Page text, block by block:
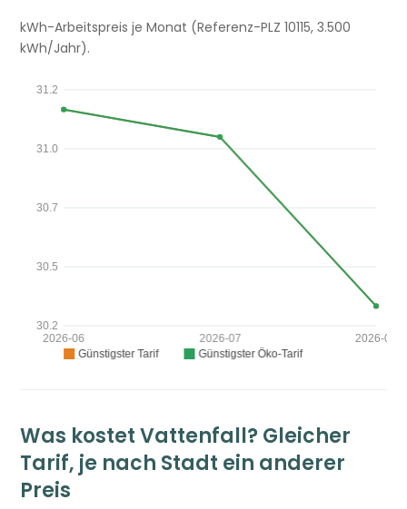
kWh-Arbeitspreis je Monat (Referenz-PLZ 10115, 3.500
kWh/Jahr).
Was kostet Vattenfall? Gleicher
Tarif, je nach Stadt ein anderer
Preis